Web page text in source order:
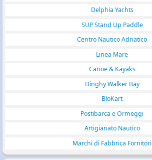
Delphia Yachts
SUP Stand Up Paddle
Centro Nautico Adriatico
Linea Mare
Canoe & Kayaks
Dinghy Walker Bay
BloKart
Postibarca e Ormeggi
Artigianato Nautico
Marchi di Fabbrica Fornitori